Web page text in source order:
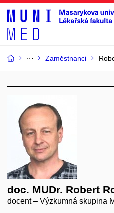
Zaměstnanci
doc. MUDr. Robert
docent – Výzkumná skupina